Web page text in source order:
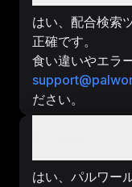
はい、配合検索
正確です。
食い違いやエラ
ださい。
はい、パルワー